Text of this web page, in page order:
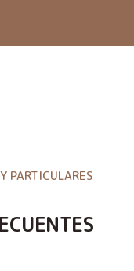
PARTICULARES